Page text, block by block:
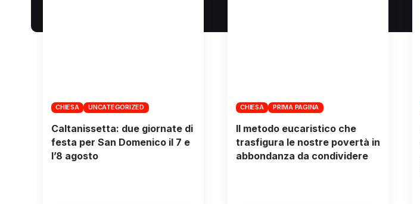
CHIESA UNCATEGORIZED
Caltanissetta: due giornate di
festa per San Domenico il 7 e
l’8 agosto
CHIESA PRIMA PAGINA
Il metodo eucaristico che
trasfigura le nostre povertà in
abbondanza da condividere